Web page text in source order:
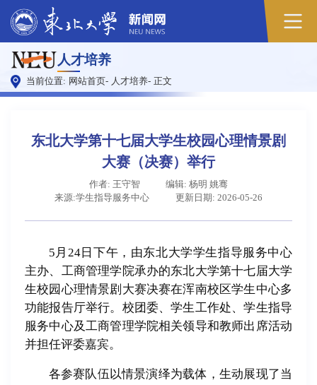
人才培养
当前位置: 网站首页- 人才培养- 正文
东北大学第十七届大学生校园心理情景剧
大赛（决赛）举行
作者: 王守智
编辑: 杨明 姚骞
来源:学生指导服务中心
更新日期: 2026-05-26
5月24日下午，由东北大学学生指导服务中心
主办、工商管理学院承办的东北大学第十七届大学
生校园心理情景剧大赛决赛在浑南校区学生中心多
功能报告厅举行。校团委、学生工作处、学生指导
服务中心及工商管理学院相关领导和教师出席活动
并担任评委嘉宾。
各参赛队伍以情景演绎为载体，生动展现了当
原